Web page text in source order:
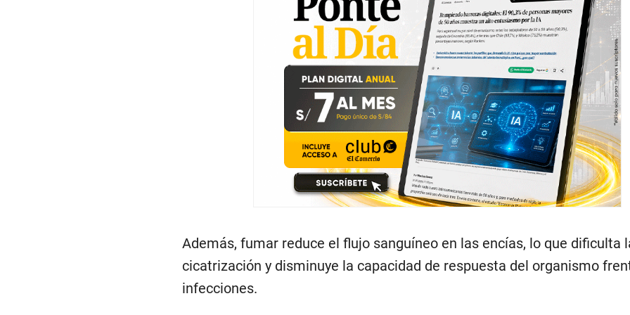
Además, fumar reduce el flujo sanguíneo en las encías, lo que dificulta
cicatrización y disminuye la capacidad de respuesta del organismo
infecciones.